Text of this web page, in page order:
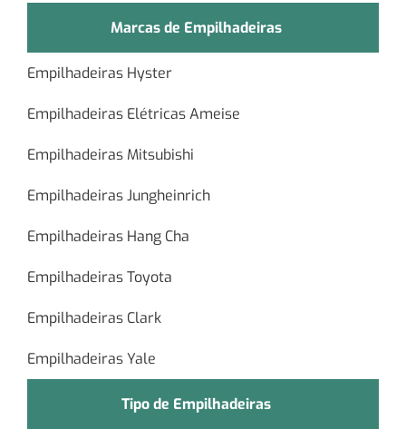
Marcas de Empilhadeiras
Empilhadeiras Hyster
Empilhadeiras Elétricas Ameise
Empilhadeiras Mitsubishi
Empilhadeiras Jungheinrich
Empilhadeiras Hang Cha
Empilhadeiras Toyota
Empilhadeiras Clark
Empilhadeiras Yale
Tipo de Empilhadeiras